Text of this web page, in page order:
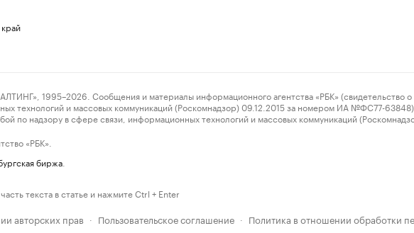
1995–2026. Сообщения и материалы информационного агентства «РБК» (свидетельство о
технологий и массовых коммуникаций (Роскомнадзор) 09.12.2015 за номером ИА №ФС77-63848)
по надзору в сфере связи, информационных технологий и массовых коммуникаций
«РБК».
биржа
текста в статье и нажмите Ctrl + Enter
авторских прав · Пользовательское соглашение · Политика в отношении обработки